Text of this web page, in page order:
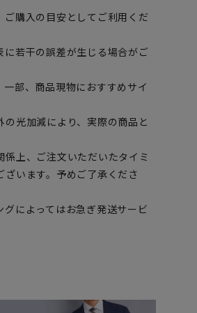
購入の目安としてご利用くだ
若干の誤差が生じる場合がご
部、商品現物におすすめサイ
光加減により、実際の商品と
上、ご注文いただいたタイミ
います。予めご了承くださ
によってはお急ぎ発送サービ